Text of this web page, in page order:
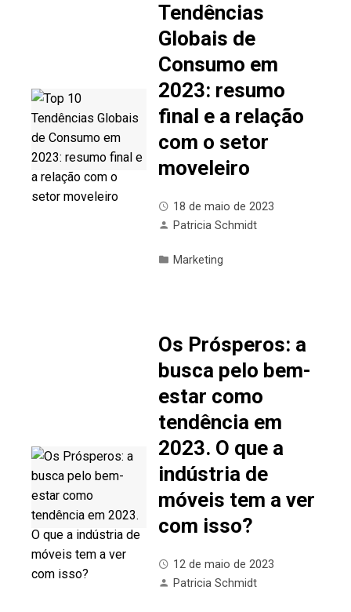
Tendências
Globais de
Consumo em
2023: resumo
final e a relação
com o setor
moveleiro
18 de maio de 2023
Patricia Schmidt
Marketing
Os Prósperos: a
busca pelo bem-
estar como
tendência em
2023. O que a
indústria de
móveis tem a ver
com isso?
12 de maio de 2023
Patricia Schmidt